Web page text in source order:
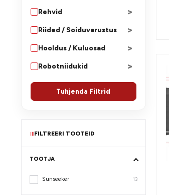
Rehvid >
Riided / Soiduvarustus >
Hooldus / Kuluosad >
Robotniidukid >
Tuhjenda Filtrid
≡FILTREERI TOOTEID
TOOTJA
Sunseeker 13